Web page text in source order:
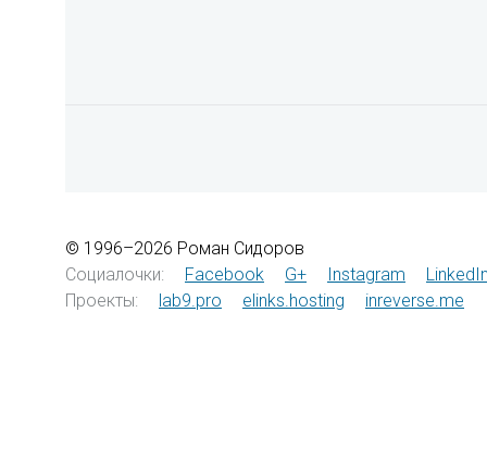
© 1996–2026 Роман Сидоров
Социалочки:
Facebook G+ Instagram
Проекты:
lab9.pro elinks.hosting inreverse.me